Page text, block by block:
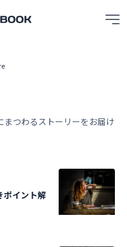
まつわるストーリーをお届け
ポイント解